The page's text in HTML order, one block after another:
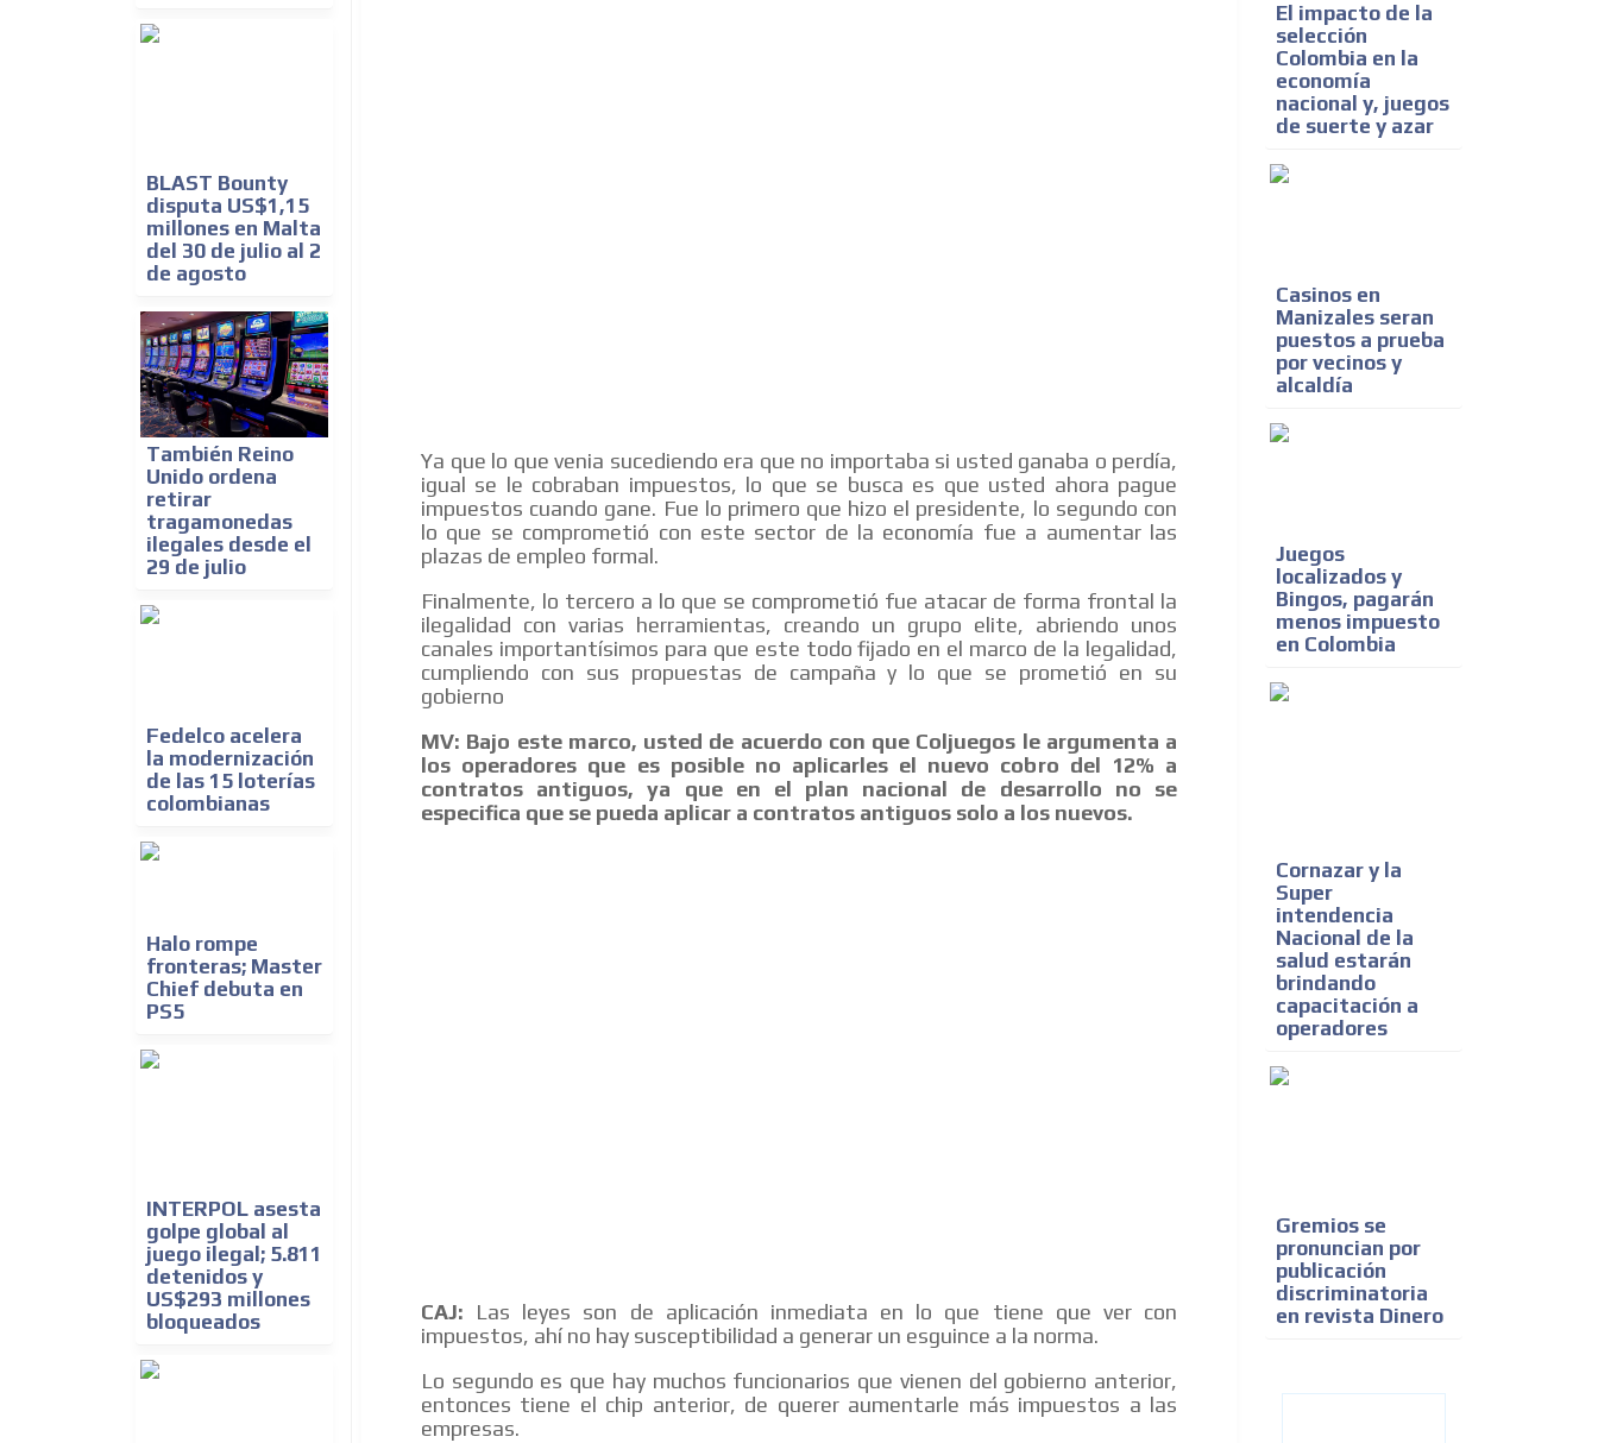
BLAST Bounty
disputa US$1,15
millones en Malta
del 30 de julio al 2
de agosto
También Reino
Unido ordena
retirar
tragamonedas
ilegales desde el
29 de julio
Fedelco acelera
la modernización
de las 15 loterías
colombianas
Halo rompe
fronteras; Master
Chief debuta en
PS5
INTERPOL asesta
golpe global al
juego ilegal; 5.811
detenidos y
US$293 millones
bloqueados
Ya que lo que venia sucediendo era que no importaba si usted ganaba o perdía,
igual se le cobraban impuestos, lo que se busca es que usted ahora pague
impuestos cuando gane. Fue lo primero que hizo el presidente, lo segundo con
lo que se comprometió con este sector de la economía fue a aumentar las
plazas de empleo formal.
Finalmente, lo tercero a lo que se comprometió fue atacar de forma frontal la
ilegalidad con varias herramientas, creando un grupo elite, abriendo unos
canales importantísimos para que este todo fijado en el marco de la legalidad,
cumpliendo con sus propuestas de campaña y lo que se prometió en su
gobierno
MV: Bajo este marco, usted de acuerdo con que Coljuegos le argumenta a
los operadores que es posible no aplicarles el nuevo cobro del 12% a
contratos antiguos, ya que en el plan nacional de desarrollo no se
especifica que se pueda aplicar a contratos antiguos solo a los nuevos.
CAJ: Las leyes son de aplicación inmediata en lo que tiene que ver con
impuestos, ahí no hay susceptibilidad a generar un esguince a la norma.
Lo segundo es que hay muchos funcionarios que vienen del gobierno anterior,
entonces tiene el chip anterior, de querer aumentarle más impuestos a las
empresas.
El impacto de la
selección
Colombia en la
economía
nacional y, juegos
de suerte y azar
Casinos en
Manizales seran
puestos a prueba
por vecinos y
alcaldía
Juegos
localizados y
Bingos, pagarán
menos impuesto
en Colombia
Cornazar y la
Super
intendencia
Nacional de la
salud estarán
brindando
capacitación a
operadores
Gremios se
pronuncian por
publicación
discriminatoria
en revista Dinero